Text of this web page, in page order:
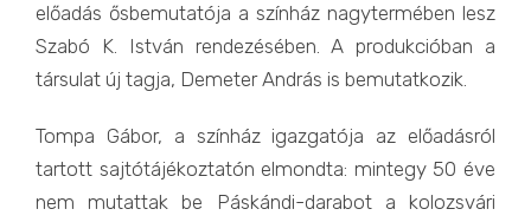
előadás ősbemutatója a színház nagytermében lesz
Szabó K. István rendezésében. A produkcióban a
társulat új tagja, Demeter András is bemutatkozik.
Tompa Gábor, a színház igazgatója az előadásról
tartott sajtótájékoztatón elmondta: mintegy 50 éve
nem mutattak be Páskándi-darabot a kolozsvári